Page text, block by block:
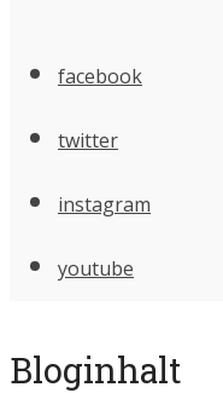
facebook
twitter
instagram
youtube
Bloginhalt